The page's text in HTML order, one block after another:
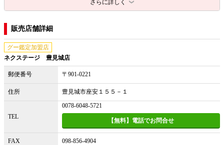
さらに詳しく
販売店舗詳細
グー鑑定加盟店
ネクステージ 豊見城店
郵便番号 〒901-0221
住所 豊見城市座安１５５－１
TEL
0078-6048-5721
【無料】電話でお問合せ
FAX 098-856-4904